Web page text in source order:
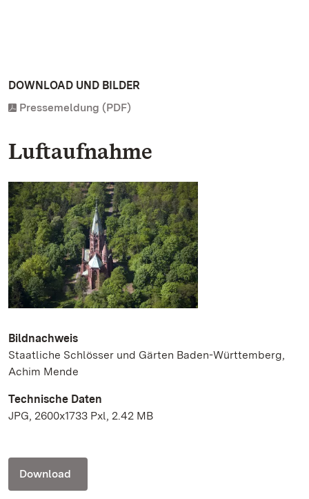
DOWNLOAD UND BILDER
Pressemeldung (PDF)
Luftaufnahme
Bildnachweis
Staatliche Schlösser und Gärten Baden-Württemberg,
Achim Mende
Technische Daten
JPG, 2600x1733 Pxl, 2.42 MB
Download